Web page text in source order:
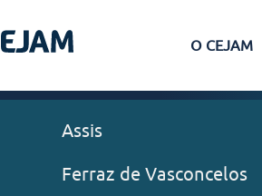
O CEJAM
Assis
Ferraz de Vasconcelos